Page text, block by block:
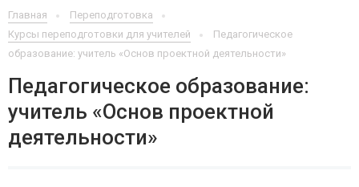
Главная
Переподготовка
Курсы переподготовки для учителей
Педагогическое
образование: учитель «Основ проектной деятельности»
Педагогическое образование:
учитель «Основ проектной
деятельности»